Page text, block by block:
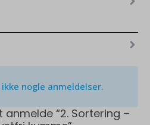
nogle anmeldelser.
“2. Sortering –